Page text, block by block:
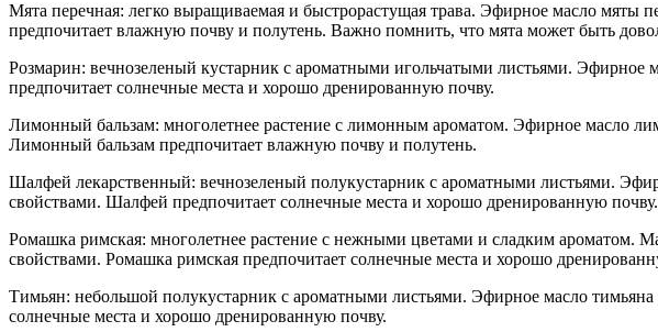
Мята перечная: легко выращиваемая и быстрорастущая трава. Эфирное масло
предпочитает влажную почву и полутень. Важно помнить, что мята может быть
Розмарин: вечнозеленый кустарник с ароматными игольчатыми листьями.
предпочитает солнечные места и хорошо дренированную почву.
Лимонный бальзам: многолетнее растение с лимонным ароматом. Эфирное масло
Лимонный бальзам предпочитает влажную почву и полутень.
Шалфей лекарственный: вечнозеленый полукустарник с ароматными листьями.
свойствами. Шалфей предпочитает солнечные места и хорошо дренированную почву.
Ромашка римская: многолетнее растение с нежными цветами и сладким ароматом.
свойствами. Ромашка римская предпочитает солнечные места и хорошо
Тимьян: небольшой полукустарник с ароматными листьями. Эфирное масло
солнечные места и хорошо дренированную почву.